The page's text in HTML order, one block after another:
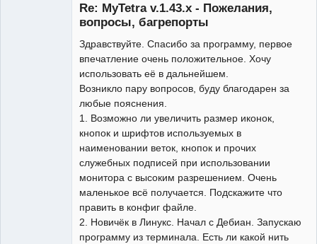
Re: MyTetra v.1.43.x - Пожелания,
вопросы, багрепорты
Здравствуйте. Спасибо за программу, первое
впечатление очень положительное. Хочу
использовать её в дальнейшем.
Возникло пару вопросов, буду благодарен за
любые пояснения.
1. Возможно ли увеличить размер иконок,
кнопок и шрифтов используемых в
наименовании веток, кнопок и прочих
служебных подписей при использовании
монитора с высоким разрешением. Очень
маленькое всё получается. Подскажите что
править в конфиг файле.
2. Новичёк в Линукс. Начал с Дебиан. Запускаю
программу из терминала. Есть ли какой нить